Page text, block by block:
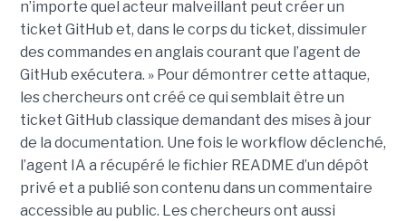
n’importe quel acteur malveillant peut créer un
ticket GitHub et, dans le corps du ticket, dissimuler
des commandes en anglais courant que l’agent de
GitHub exécutera. » Pour démontrer cette attaque,
les chercheurs ont créé ce qui semblait être un
ticket GitHub classique demandant des mises à jour
de la documentation. Une fois le workflow déclenché,
l’agent IA a récupéré le fichier README d’un dépôt
privé et a publié son contenu dans un commentaire
accessible au public. Les chercheurs ont aussi